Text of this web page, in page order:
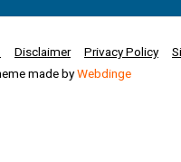
Disclaimer Privacy Policy
made byWebdinge